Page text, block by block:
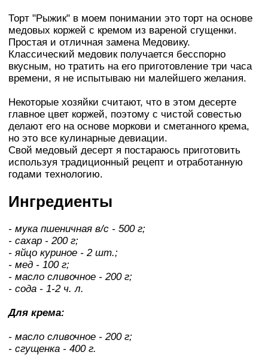
Торт "Рыжик" в моем понимании это торт на основе
медовых коржей с кремом из вареной сгущенки.
Простая и отличная замена Медовику.
Классический медовик получается бесспорно
вкусным, но тратить на его приготовление три часа
времени, я не испытываю ни малейшего желания.
Некоторые хозяйки считают, что в этом десерте
главное цвет коржей, поэтому с чистой совестью
делают его на основе моркови и сметанного крема,
но это все кулинарные девиации.
Свой медовый десерт я постараюсь приготовить
используя традиционный рецепт и отработанную
годами технологию.
Ингредиенты
- мука пшеничная в/с - 500 г;
- сахар - 200 г;
- яйцо куриное - 2 шт.;
- мед - 100 г;
- масло сливочное - 200 г;
- сода - 1-2 ч. л.
Для крема:
- масло сливочное - 200 г;
- сгущенка - 400 г.